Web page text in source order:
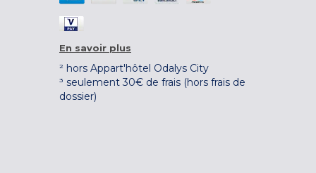
En savoir plus
² hors Appart'hôtel Odalys City
³ seulement 30€ de frais (hors frais de
dossier)